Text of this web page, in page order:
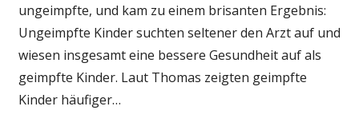
ungeimpfte, und kam zu einem brisanten Ergebnis:
Ungeimpfte Kinder suchten seltener den Arzt auf und
wiesen insgesamt eine bessere Gesundheit auf als
geimpfte Kinder. Laut Thomas zeigten geimpfte
Kinder häufiger…